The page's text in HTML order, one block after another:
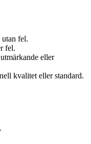
fel.
fel.
eller
kvalitet eller standard.